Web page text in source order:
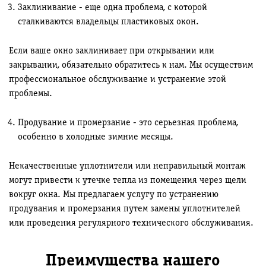
Заклинивание - еще одна проблема, с которой
сталкиваются владельцы пластиковых окон.
Если ваше окно заклинивает при открывании или
закрывании, обязательно обратитесь к нам. Мы осуществим
профессиональное обслуживание и устранение этой
проблемы.
Продувание и промерзание - это серьезная проблема,
особенно в холодные зимние месяцы.
Некачественные уплотнители или неправильный монтаж
могут привести к утечке тепла из помещения через щели
вокруг окна. Мы предлагаем услугу по устранению
продувания и промерзания путем замены уплотнителей
или проведения регулярного технического обслуживания.
Преимущества нашего